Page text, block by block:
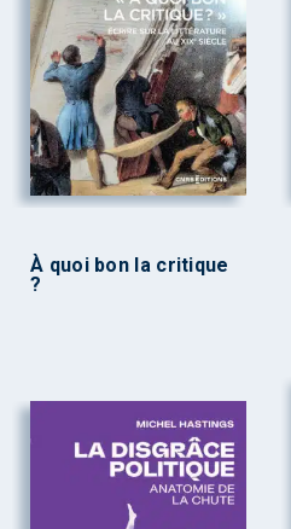
À quoi bon la critique
?